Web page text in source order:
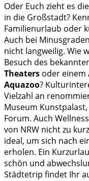
Oder Euch zieht es
in die Großstadt?
Familienurlaub oder
Auch bei
nicht langweilig. Wie
Besuch des
Theaters oder einem
Aquazoo?
Vielzahl an
Museum
Forum. Auch
von NRW nicht zu
ideal, um sich nach
erholen. Ein
schön und
Städtetrip findet Ihr